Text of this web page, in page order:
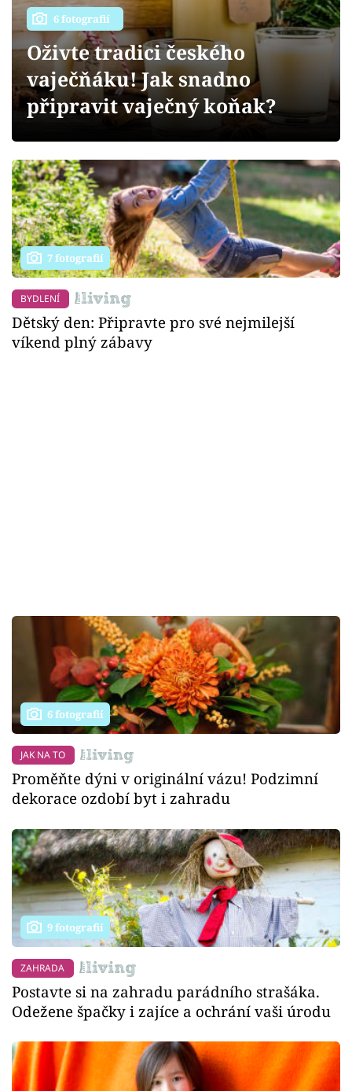
Přihlášení
Sledujte nás
6 fotografií
Oživte tradici českého
vaječňáku! Jak snadno
připravit vaječný koňak?
7 fotografií
BYDLENÍ
Dětský den: Připravte pro své nejmilejší
víkend plný zábavy
6 fotografií
JAK NA TO
Proměňte dýni v originální vázu! Podzimní
dekorace ozdobí byt i zahradu
9 fotografií
ZAHRADA
Postavte si na zahradu parádního strašáka.
Odežene špačky i zajíce a ochrání vaši úrodu